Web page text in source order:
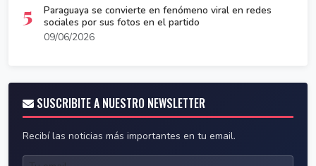
5
Paraguaya se convierte en fenómeno viral en redes
sociales por sus fotos en el partido
09/06/2026
SUSCRIBITE A NUESTRO NEWSLETTER
Recibí las noticias más importantes en tu email.